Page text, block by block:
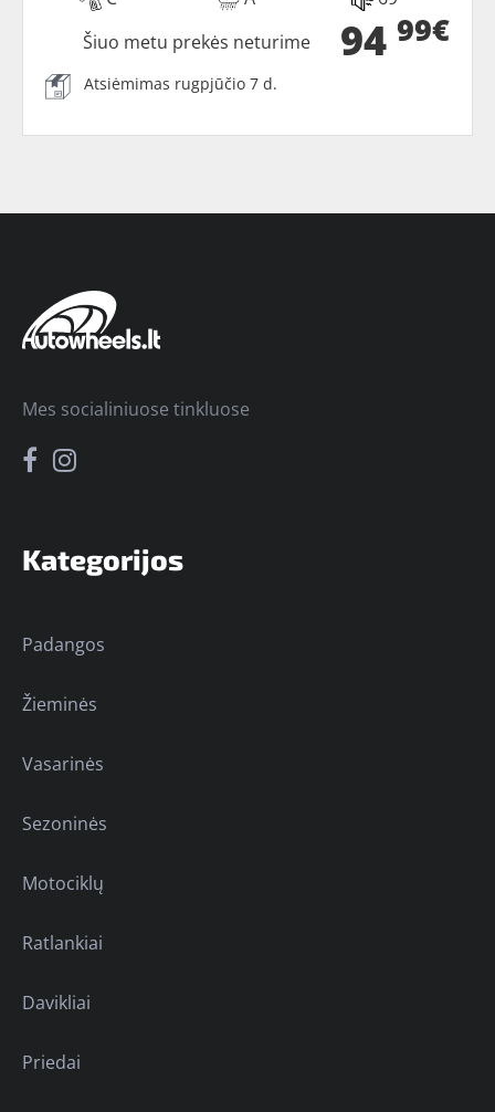
94 99€
Šiuo metu prekės neturime
Atsiėmimas rugpjūčio 7 d.
Kategorijos
Padangos
Žieminės
Vasarinės
Sezoninės
Motociklų
Ratlankiai
Davikliai
Priedai
Mes socialiniuose tinkluose